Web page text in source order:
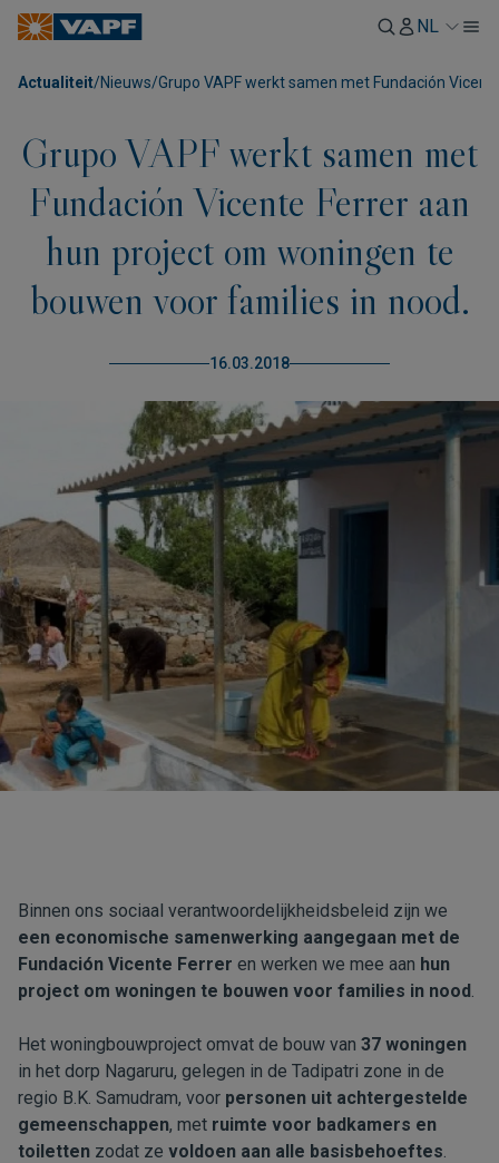
NL
Actualiteit/Nieuws/Grupo VAPF werkt samen met Fundación
Grupo VAPF werkt samen met
Fundación Vicente Ferrer aan
hun project om woningen te
bouwen voor families in nood.
16.03.2018
Binnen ons sociaal verantwoordelijkheidsbeleid zijn we
een economische samenwerking aangegaan met de
Fundación Vicente Ferrer en werken we mee aan hun
project om woningen te bouwen voor families in nood.
Het woningbouwproject omvat de bouw van 37 woningen
in het dorp Nagaruru, gelegen in de Tadipatri zone in de
regio B.K. Samudram, voor personen uit achtergestelde
gemeenschappen, met ruimte voor badkamers en
toiletten zodat ze voldoen aan alle basisbehoeftes.